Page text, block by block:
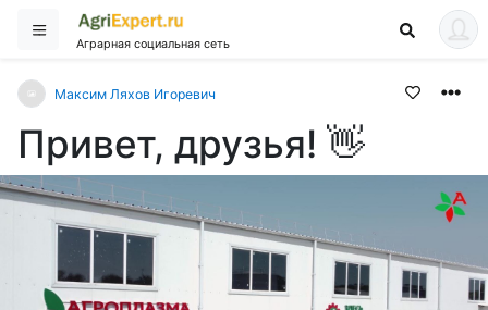
Аграрная социальная сеть
Максим Ляхов Игоревич
Привет, друзья! 👋